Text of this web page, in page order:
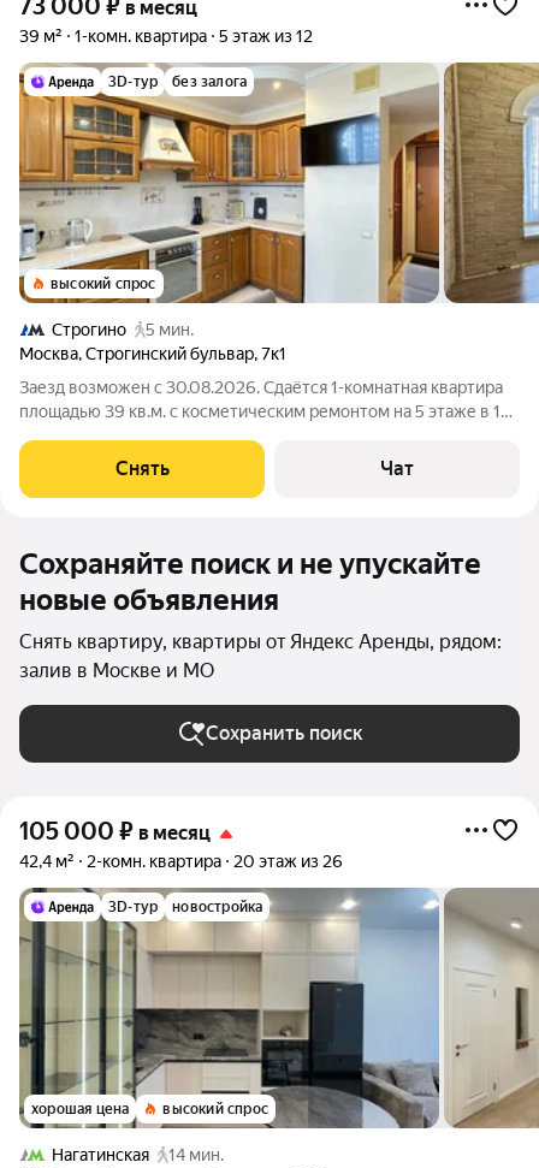
73 000 ₽ в месяц
39 м² 1-комн. квартира 5 этаж из 12
3D-тур без залога
высокий спрос
Строгино
5 мин.
Москва,Строгинский бульвар,7к1
Заезд возможен с 30.08.2026. Сдаётся 1-комнатная квартира
площадью 39 кв.м. с косметическим ремонтом на 5 этаже в 12-
Посудомоечная машина
Снять Чат
Сохраняйте поиск и не упускайте
новые объявления
Снять квартиру, квартиры от Яндекс Аренды, рядом:
залив в Москве и МО
Сохранить поиск
105 000 ₽ в месяц
42,4 м² 2-комн. квартира 20 этаж из 26
3D-тур новостройка
хорошая цена высокий спрос
Нагатинская
14 мин.